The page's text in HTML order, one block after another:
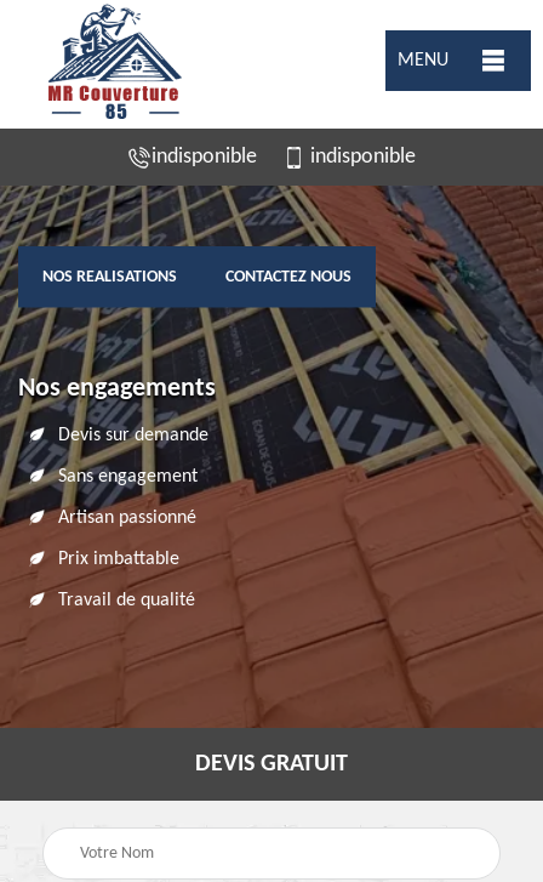
MENU
indisponible indisponible
NOS REALISATIONS CONTACTEZ NOUS
Nos engagements
Devis sur demande
Sans engagement
Artisan passionné
Prix imbattable
Travail de qualité
DEVIS GRATUIT